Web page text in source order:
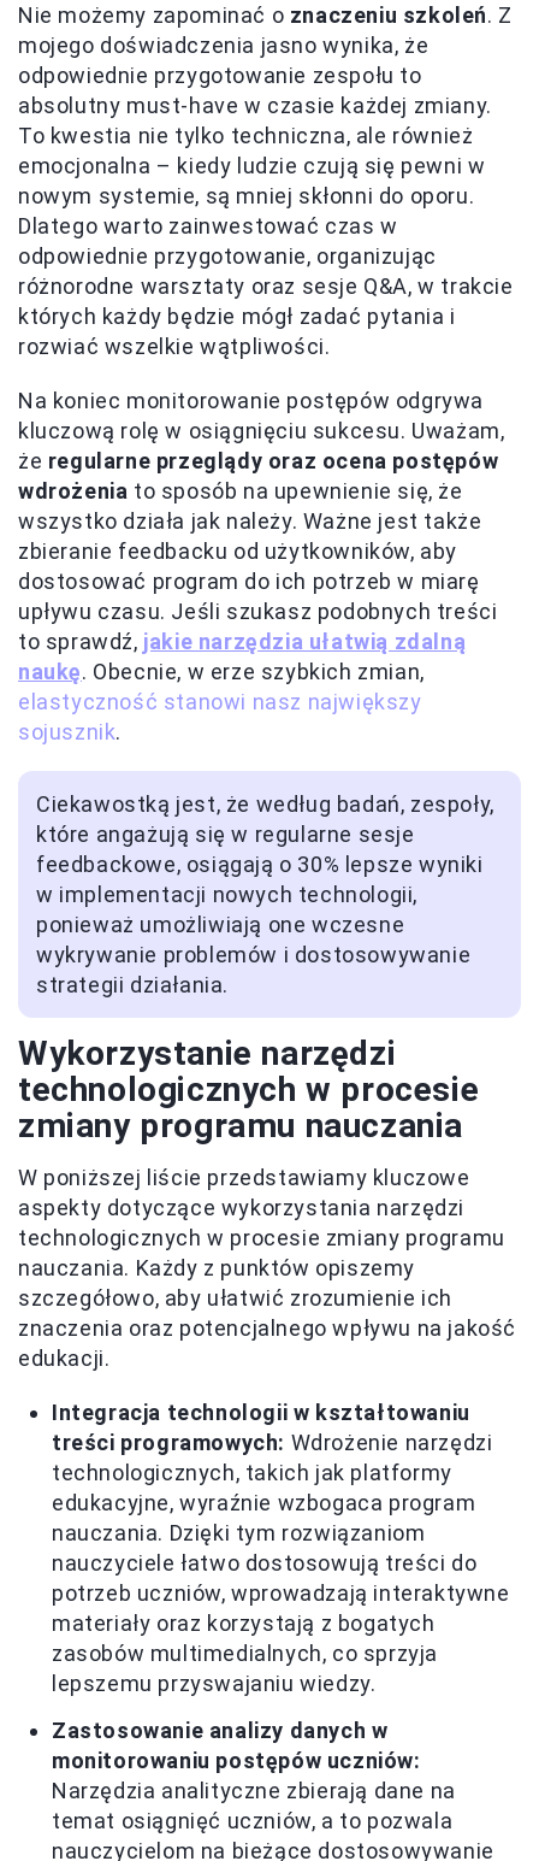
Nie możemy zapominać o znaczeniu szkoleń. Z
mojego doświadczenia jasno wynika, że
odpowiednie przygotowanie zespołu to
absolutny must-have w czasie każdej zmiany.
To kwestia nie tylko techniczna, ale również
emocjonalna – kiedy ludzie czują się pewni w
nowym systemie, są mniej skłonni do oporu.
Dlatego warto zainwestować czas w
odpowiednie przygotowanie, organizując
różnorodne warsztaty oraz sesje Q&A, w trakcie
których każdy będzie mógł zadać pytania i
rozwiać wszelkie wątpliwości.
Na koniec monitorowanie postępów odgrywa
kluczową rolę w osiągnięciu sukcesu. Uważam,
że regularne przeglądy oraz ocena postępów
wdrożenia to sposób na upewnienie się, że
wszystko działa jak należy. Ważne jest także
zbieranie feedbacku od użytkowników, aby
dostosować program do ich potrzeb w miarę
upływu czasu. Jeśli szukasz podobnych treści
to sprawdź, jakie narzędzia ułatwią zdalną
naukę. Obecnie, w erze szybkich zmian,
elastyczność stanowi nasz największy
sojusznik.
Ciekawostką jest, że według badań, zespoły,
które angażują się w regularne sesje
feedbackowe, osiągają o 30% lepsze wyniki
w implementacji nowych technologii,
ponieważ umożliwiają one wczesne
wykrywanie problemów i dostosowywanie
strategii działania.
Wykorzystanie narzędzi
technologicznych w procesie
zmiany programu nauczania
W poniższej liście przedstawiamy kluczowe
aspekty dotyczące wykorzystania narzędzi
technologicznych w procesie zmiany programu
nauczania. Każdy z punktów opiszemy
szczegółowo, aby ułatwić zrozumienie ich
znaczenia oraz potencjalnego wpływu na jakość
edukacji.
Integracja technologii w kształtowaniu
treści programowych: Wdrożenie narzędzi
technologicznych, takich jak platformy
edukacyjne, wyraźnie wzbogaca program
nauczania. Dzięki tym rozwiązaniom
nauczyciele łatwo dostosowują treści do
potrzeb uczniów, wprowadzają interaktywne
materiały oraz korzystają z bogatych
zasobów multimedialnych, co sprzyja
lepszemu przyswajaniu wiedzy.
Zastosowanie analizy danych w
monitorowaniu postępów uczniów:
Narzędzia analityczne zbierają dane na
temat osiągnięć uczniów, a to pozwala
nauczycielom na bieżące dostosowywanie